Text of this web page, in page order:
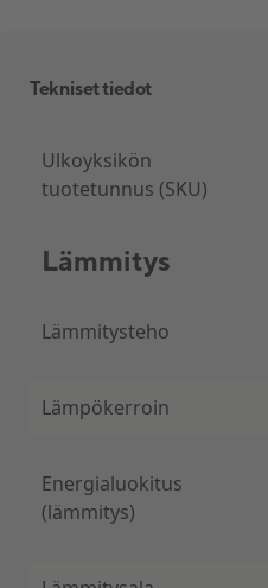
Tekniset tiedot
Ulkoyksikön
tuotetunnus (SKU)
Lämmitys
Lämmitysteho
Lämpökerroin
Energialuokitus
(lämmitys)